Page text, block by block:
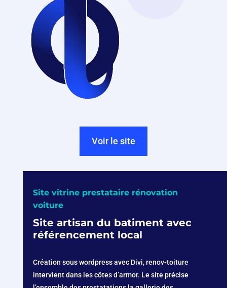
Voir le site
Site vitrine prestataire rénovation
voiture
Site artisan du batiment avec
référencement local
Création sous wordpress avec Divi, renov-toiture
intervient dans les côtes d’armor. Le site précise